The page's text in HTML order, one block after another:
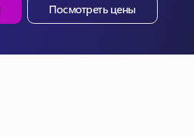
Посмотреть цены